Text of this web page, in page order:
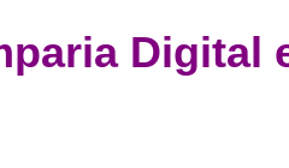
Digital